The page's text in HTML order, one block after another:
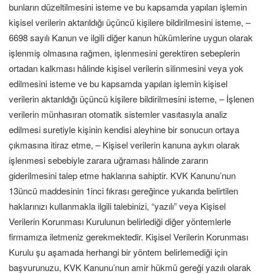
bunların düzeltilmesini isteme ve bu kapsamda yapılan işlemin
kişisel verilerin aktarıldığı üçüncü kişilere bildirilmesini isteme, –
6698 sayılı Kanun ve ilgili diğer kanun hükümlerine uygun olarak
işlenmiş olmasına rağmen, işlenmesini gerektiren sebeplerin
ortadan kalkması hâlinde kişisel verilerin silinmesini veya yok
edilmesini isteme ve bu kapsamda yapılan işlemin kişisel
verilerin aktarıldığı üçüncü kişilere bildirilmesini isteme, – İşlenen
verilerin münhasıran otomatik sistemler vasıtasıyla analiz
edilmesi suretiyle kişinin kendisi aleyhine bir sonucun ortaya
çıkmasına itiraz etme, – Kişisel verilerin kanuna aykırı olarak
işlenmesi sebebiyle zarara uğraması hâlinde zararın
giderilmesini talep etme haklarına sahiptir. KVK Kanunu’nun
13üncü maddesinin 1inci fıkrası gereğince yukarıda belirtilen
haklarınızı kullanmakla ilgili talebinizi, “yazılı” veya Kişisel
Verilerin Korunması Kurulunun belirlediği diğer yöntemlerle
firmamıza iletmeniz gerekmektedir. Kişisel Verilerin Korunması
Kurulu şu aşamada herhangi bir yöntem belirlemediği için
başvurunuzu, KVK Kanunu’nun amir hükmü gereği yazılı olarak